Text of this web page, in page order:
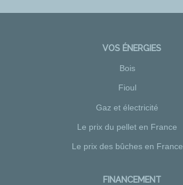
VOS ÉNERGIES
Bois
Fioul
Gaz et électricité
Le prix du pellet en France
Le prix des bûches en France
FINANCEMENT